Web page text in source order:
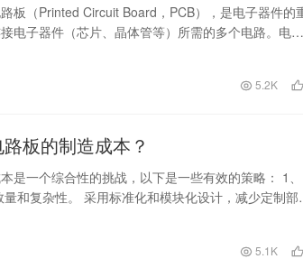
板（Printed Circuit Board，PCB），是电子器件的
电子器件（芯片、晶体管等）所需的多个电路。电路
5.2K
板的制造成本？
是一个综合性的挑战，以下是一些有效的策略： 1、
和复杂性。 采用标准化和模块化设计，减少定制部
5.1K